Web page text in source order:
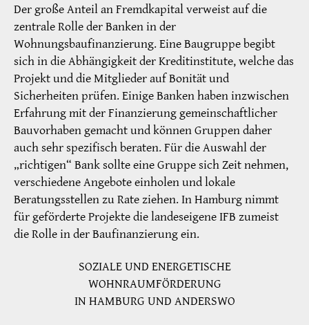
Der große Anteil an Fremdkapital verweist auf die
zentrale Rolle der Banken in der
Wohnungsbaufinanzierung. Eine Baugruppe begibt
sich in die Abhängigkeit der Kreditinstitute, welche das
Projekt und die Mitglieder auf Bonität und
Sicherheiten prüfen. Einige Banken haben inzwischen
Erfahrung mit der Finanzierung gemeinschaftlicher
Bauvorhaben gemacht und können Gruppen daher
auch sehr spezifisch beraten. Für die Auswahl der
„richtigen“ Bank sollte eine Gruppe sich Zeit nehmen,
verschiedene Angebote einholen und lokale
Beratungsstellen zu Rate ziehen. In Hamburg nimmt
für geförderte Projekte die landeseigene IFB zumeist
die Rolle in der Baufinanzierung ein.
SOZIALE UND ENERGETISCHE
WOHNRAUMFÖRDERUNG
IN HAMBURG UND ANDERSWO